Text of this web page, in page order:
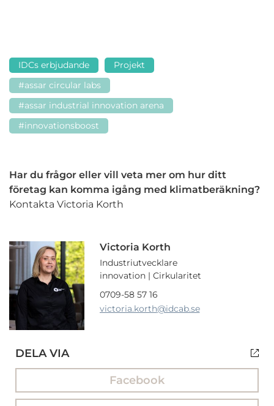
IDCs erbjudande
Projekt
#assar circular labs
#assar industrial innovation arena
#innovationsboost
Har du frågor eller vill veta mer om hur ditt
företag kan komma igång med klimatberäkning?
Kontakta Victoria Korth
Victoria Korth
Industriutvecklare
innovation | Cirkularitet
0709-58 57 16
victoria.korth@idcab.se
DELA VIA
Facebook